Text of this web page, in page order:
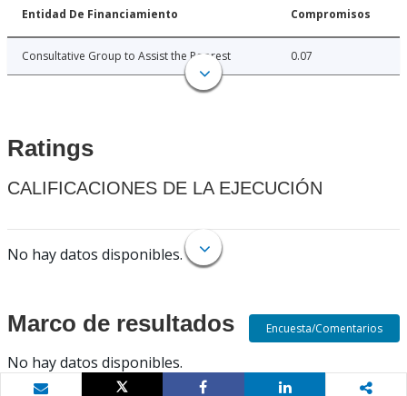
Entidad De Financiamiento Compromisos
Consultative Group to Assist the Poorest 0.07
Ratings
CALIFICACIONES DE LA EJECUCIÓN
No hay datos disponibles.
Marco de resultados
No hay datos disponibles.
Encuesta/Comentarios